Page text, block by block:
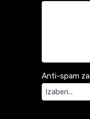
Anti-spam